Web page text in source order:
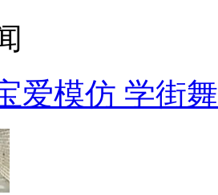
爱模仿 学街